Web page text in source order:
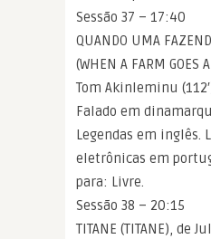
Sessão 37 – 17:40
QUANDO UMA
(WHEN A FARM GOES
Tom Akinleminu
Falado em
Legendas em inglês.
eletrônicas em
para: Livre.
Sessão 38 – 20:15
TITANE (TITANE), de